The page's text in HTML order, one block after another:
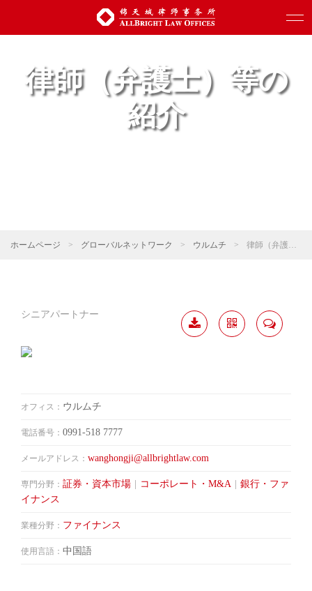
律師（弁護士）等の
紹介
ホームページ > グローバルネットワーク > ウルムチ > 律師（弁護士）等の紹介
シニアパートナー
オフィス： ウルムチ
電話番号： 0991-518 7777
メールアドレス： wanghongji@allbrightlaw.com
専門分野： 証券・資本市場 コーポレート・M&A
銀行・ファ
イナンス
業種分野： ファイナンス
使用言語： 中国語